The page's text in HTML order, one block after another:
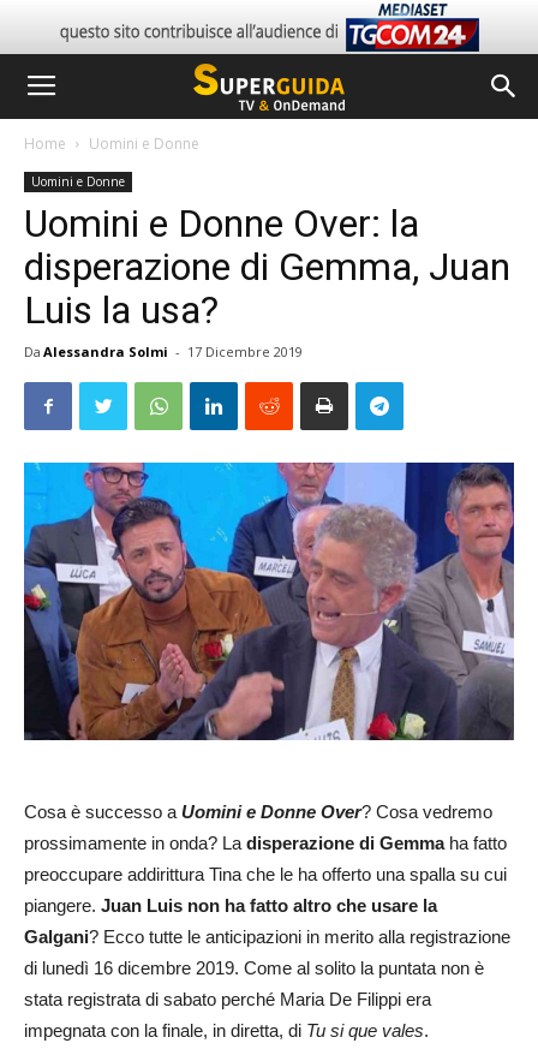
Home Uomini e Donne
Uomini e Donne
Uomini e Donne Over: la
disperazione di Gemma, Juan
Luis la usa?
Da Alessandra Solmi - 17 Dicembre 2019
Cosa è successo a Uomini e Donne Over? Cosa vedremo
prossimamente in onda? La disperazione di Gemmaha fatto
preoccupare addirittura Tina che le ha offerto una spalla su cui
piangere. Juan Luis non ha fatto altro che usare la
Galgani? Ecco tutte le anticipazioni in merito alla registrazione
di lunedì 16 dicembre 2019. Come al solito la puntata non è
stata registrata di sabato perché Maria De Filippi era
impegnata con la finale, in diretta, di Tu si que vales.